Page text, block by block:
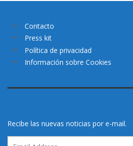
Contacto
Press kit
Política de privacidad
Información sobre Cookies
Recibe las nuevas noticias por e-mail.